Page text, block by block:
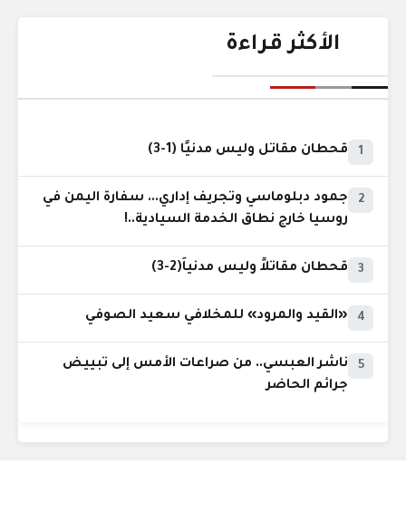
الأكثر قراءة
1 قحطان مقاتل وليس مدنيًا (1-3)
2
جمود دبلوماسي وتجريف إداري... سفارة اليمن في
روسيا خارج نطاق الخدمة السيادية..!
3 قحطان مقاتلاً وليس مدنياً(2-3)
4 «القيد والمرود» للمخلافي سعيد الصوفي
5
ناشر العبسي.. من صراعات الأمس إلى تبييض
جرائم الحاضر